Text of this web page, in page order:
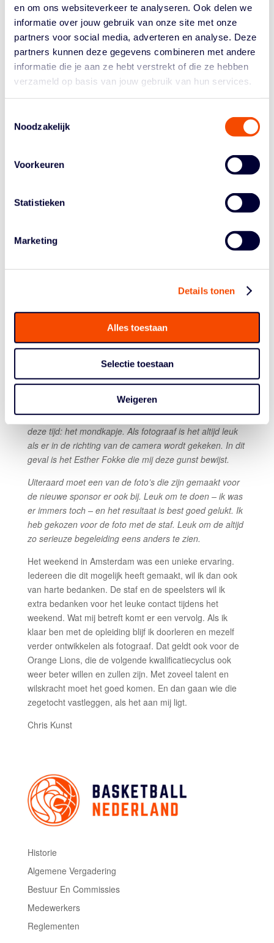
en om ons websiteverkeer te analyseren. Ook delen we
informatie over jouw gebruik van onze site met onze
partners voor social media, adverteren en analyse. Deze
partners kunnen deze gegevens combineren met andere
informatie die je aan ze hebt verstrekt of die ze hebben
verzameld op basis van jouw gebruik van hun services.
Noodzakelijk
Voorkeuren
Statistieken
Marketing
Details tonen
Alles toestaan
Selectie toestaan
Weigeren
foto genomen van een afstandje, want ik wilde ze niet
storen tijdens het gesprek. Later begreep ik van
Kourtney dat ze heel blij was met dit gesprek.
Wederom een foto van Kourtney Treffers. Ik heb
gemerkt dat het best lastig fotograferen is in de
Sporthallen Zuid. Je moet net even op de goede plek
staan voor een mooi lichtinval.
Deze foto is gemaakt tijdens een spelletje voor een
video die werd gemaakt voor de nieuwe sponsor, The
Kuijt en Loyce Bettonvil daagden hun tegenstanders
In de bubbel was het op de contactmomenten na erg
vertelt veel over het verblijf in de bubbel. In de
heel even, om daar vervolgens de maaltijd op te halen
en te nuttigen op de hotelkamer. Helemaal alleen. Ook
praten of een spelletje te doen, zaten er nu niet in.
emotie geeft iets moois aan een foto. In dit geval bij
Janis Boonstra die het even niet eens was met de
situatie.
Deze kan niet ontbreken. Het is een veelzeggende foto.
Vermoeide gezichten na de training en het beeld van
deze tijd: het mondkapje. Als fotograaf is het altijd leuk
als er in de richting van de camera wordt gekeken. In dit
geval is het Esther Fokke die mij deze gunst bewijst.
Uiteraard moet een van de foto’s die zijn gemaakt voor
de nieuwe sponsor er ook bij. Leuk om te doen – ik was
er immers toch – en het resultaat is best goed gelukt. Ik
heb gekozen voor de foto met de staf. Leuk om de altijd
zo serieuze begeleiding eens anders te zien.
Het weekend in Amsterdam was een unieke ervaring.
Iedereen die dit mogelijk heeft gemaakt, wil ik dan ook
van harte bedanken. De staf en de speelsters wil ik
extra bedanken voor het leuke contact tijdens het
weekend. Wat mij betreft komt er een vervolg. Als ik
klaar ben met de opleiding blijf ik doorleren en mezelf
verder ontwikkelen als fotograaf. Dat geldt ook voor de
Orange Lions, die de volgende kwalificatiecyclus ook
weer beter willen en zullen zijn. Met zoveel talent en
wilskracht moet het goed komen. En dan gaan wie die
zegetocht vastleggen, als het aan mij ligt.
Chris Kunst
Historie
Algemene Vergadering
Bestuur En Commissies
Medewerkers
Reglementen